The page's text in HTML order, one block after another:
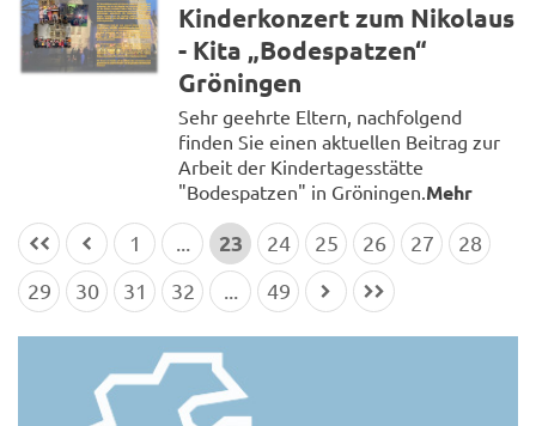
Kinderkonzert zum Nikolaus
- Kita „Bodespatzen“
Gröningen
Sehr geehrte Eltern, nachfolgend
finden Sie einen aktuellen Beitrag zur
Arbeit der Kindertagesstätte
"Bodespatzen" in Gröningen.Mehr
1
23 24 25 26 27
28
29
30 31 32 49